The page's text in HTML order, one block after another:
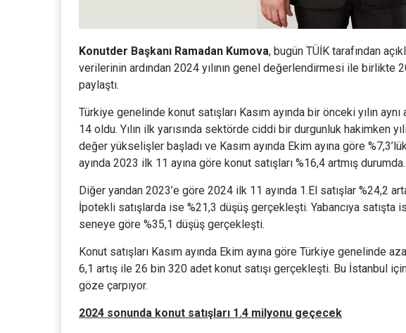
Konutder Başkanı Ramadan Kumova, bugün TÜİK tarafından
verilerinin ardından 2024 yılının genel değerlendirmesi ile birlikte
paylaştı.
Türkiye genelinde konut satışları Kasım ayında bir önceki yılın
14 oldu. Yılın ilk yarısında sektörde ciddi bir durgunluk hakimken
değer yükselişler başladı ve Kasım ayında Ekim ayına göre
ayında 2023 ilk 11 ayına göre konut satışları %16,4 artmış durumda.
Diğer yandan 2023’e göre 2024 ilk 11 ayında 1.El satışlar %24,2
İpotekli satışlarda ise %21,3 düşüş gerçekleşti. Yabancıya
seneye göre %35,1 düşüş gerçekleşti.
Konut satışları Kasım ayında Ekim ayına göre Türkiye genelinde
6,1 artış ile 26 bin 320 adet konut satışı gerçekleşti. Bu İstanbul
göze çarpıyor.
2024 sonunda konut satışları 1.4 milyonu geçecek